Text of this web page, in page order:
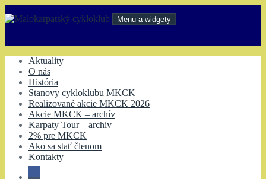
na
Menu a widgety
Aktuality
O nás
História
Stanovy cykloklubu MKCK
Realizované akcie MKCK 2026
Akcie MKCK – archív
Karpaty Tour – archiv
2% pre MKCK
Ako sa stať členom
Kontakty